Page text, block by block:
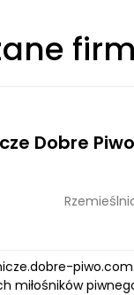
Dobre Piwo
miłośników